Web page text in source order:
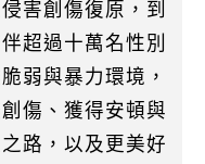
害創傷復原，到
超過十萬名性別
弱與暴力環境，
傷、獲得安頓與
路，以及更美好